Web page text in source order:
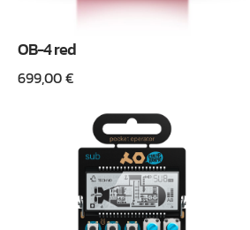
OB-4 red
699,00€